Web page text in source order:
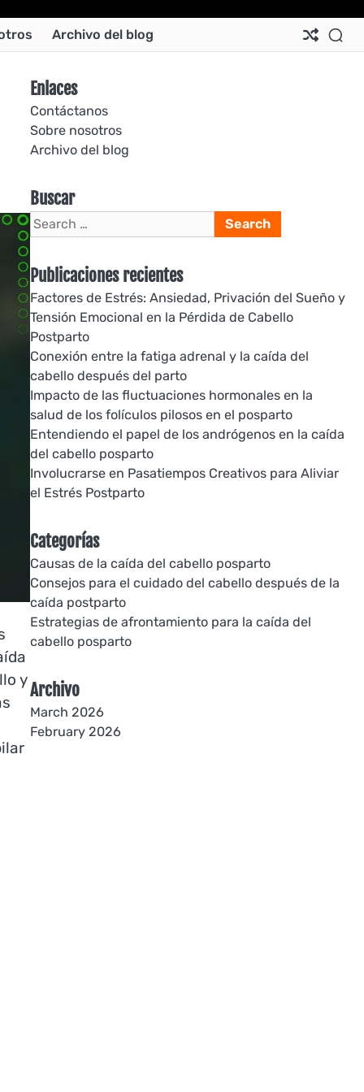
Archivo del blog
y
Enlaces
Contáctanos
Sobre nosotros
Archivo del blog
Buscar
Search
for:
Publicaciones recientes
Factores de Estrés: Ansiedad, Privación del Sueño y
Tensión Emocional en la Pérdida de Cabello
Postparto
Conexión entre la fatiga adrenal y la caída del
cabello después del parto
Impacto de las fluctuaciones hormonales en la
salud de los folículos pilosos en el posparto
Entendiendo el papel de los andrógenos en la caída
del cabello posparto
Involucrarse en Pasatiempos Creativos para Aliviar
el Estrés Postparto
Categorías
Causas de la caída del cabello posparto
Consejos para el cuidado del cabello después de la
caída postparto
Estrategias de afrontamiento para la caída del
cabello posparto
Archivo
March 2026
February 2026